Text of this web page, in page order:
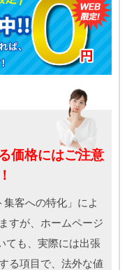
価格にはご注意
客への特化」によ
すが、ホームページ
ても、実際には出張
る項目で、法外な値